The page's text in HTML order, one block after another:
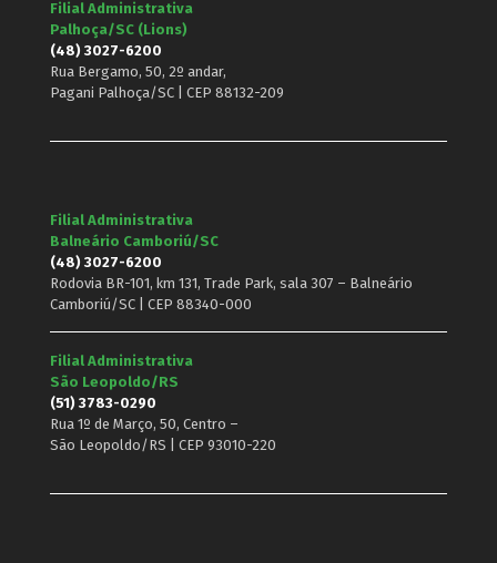
Filial Administrativa
Palhoça/SC (Lions)
(48) 3027-6200
Rua Bergamo, 50, 2º andar,
Pagani Palhoça/SC | CEP 88132-209
Filial Administrativa
Balneário Camboriú/SC
(48) 3027-6200
Rodovia BR-101, km 131, Trade Park, sala 307 – Balneário
Camboriú/SC | CEP 88340-000
Filial Administrativa
São Leopoldo/RS
(51) 3783-0290
Rua 1º de Março, 50, Centro –
São Leopoldo/RS | CEP 93010-220